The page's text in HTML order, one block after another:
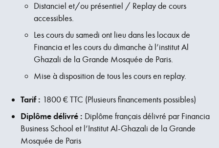
Distanciel et/ou présentiel / Replay de cours
accessibles.
Les cours du samedi ont lieu dans les locaux de
Financia et les cours du dimanche à l’institut Al
Ghazali de la Grande Mosquée de Paris.
Mise à disposition de tous les cours en replay.
Tarif : 1800 € TTC (Plusieurs financements possibles)
Diplôme délivré : Diplôme français délivré par Financia
Business School et l’Institut Al-Ghazali de la Grande
Mosquée de Paris